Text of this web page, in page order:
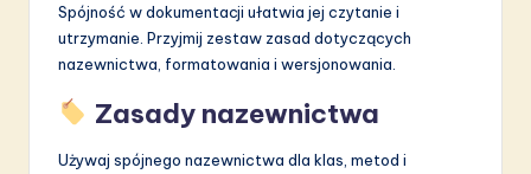
Spójność w dokumentacji ułatwia jej czytanie i
utrzymanie. Przyjmij zestaw zasad dotyczących
nazewnictwa, formatowania i wersjonowania.
Zasady nazewnictwa
Używaj spójnego nazewnictwa dla klas, metod i